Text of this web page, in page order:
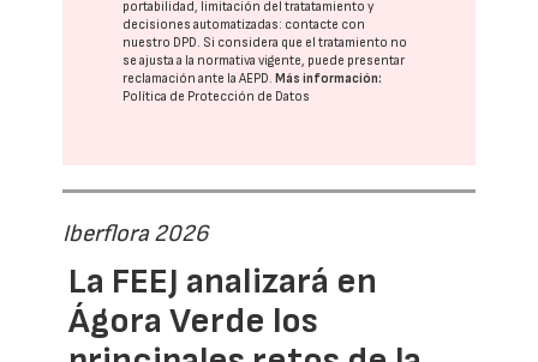
portabilidad, limitación del tratatamiento y
decisiones automatizadas: contacte con
nuestro DPD. Si considera que el tratamiento no
se ajusta a la normativa vigente, puede presentar
reclamación ante laAEPD.Más información:
Política de Protección de Datos
Iberflora 2026
La FEEJ analizará en
Ágora Verde los